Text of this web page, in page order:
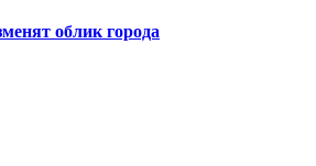
облик города